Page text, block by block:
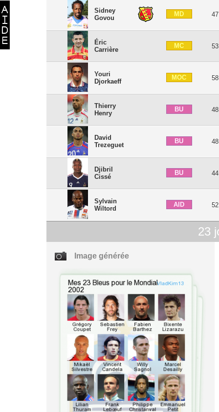
Sidney
Govou
MD 47
Éric
Carrière
MC 53
Youri
Djorkaeff
MOC 58
Thierry
Henry
BU 48
David
Trezeguet
BU 48
Djibril
Cissé
BU 44
Sylvain
Wiltord
AID 52
23
Image générée